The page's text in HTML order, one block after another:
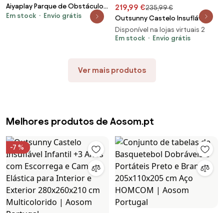
Aiyaplay Parque de Obstáculos
Ninja para Crianças 10
Em stock Envio grátis
219,99 €235,99 €
Outsunny Castelo Insuflável
Infantil +3 Anos com Escorrega
e Cama Elástica para Interior e
Disponível na lojas virtuais 2
Em stock
Envio grátis
Ver mais produtos
Melhores produtos de Aosom.pt
-7 %